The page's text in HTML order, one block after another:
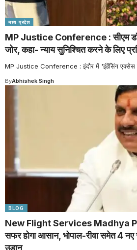
मध्य प्रदेश
MP Justice Conference : सीएम
जोर, कहा- न्याय सुनिश्चित करने के लिए
MP Justice Conference : इंदौर में 'इंहेंसिंग एक्सेस
ByAbhishek Singh
BLOG
New Flight Services Madhya
सफर होगा आसान, भोपाल-रीवा समेत 4 नए
उड़ान